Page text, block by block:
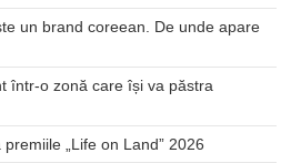
un brand coreean. De unde apare
într-o zonă care își va păstra
„Life on Land” 2026